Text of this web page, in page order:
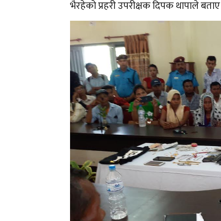
भैरहेको प्रहरी उपरीक्षक दिपक थापाले